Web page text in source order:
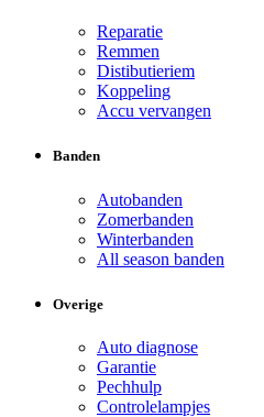
Reparatie
Remmen
Distibutieriem
Koppeling
Accu vervangen
Banden
Autobanden
Zomerbanden
Winterbanden
All season banden
Overige
Auto diagnose
Garantie
Pechhulp
Controlelampjes